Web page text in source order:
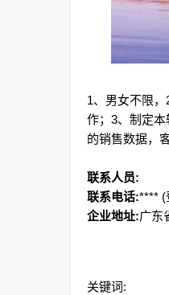
1、男女不限
作；3、制定
的销售数据，
联系人员:
联系电话:**** (
企业地址:广东
关键词: